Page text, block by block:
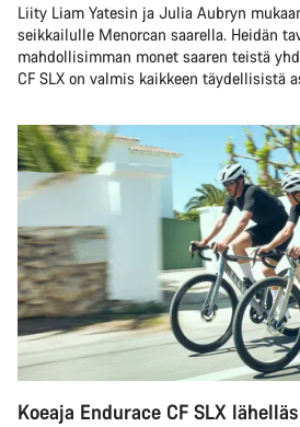
Liity Liam Yatesin ja Julia Aubryn
seikkailulle Menorcan saarella. Heidän
mahdollisimman monet saaren teistä
CF SLX on valmis kaikkeen täydellisistä
Koeaja Endurace CF SLX